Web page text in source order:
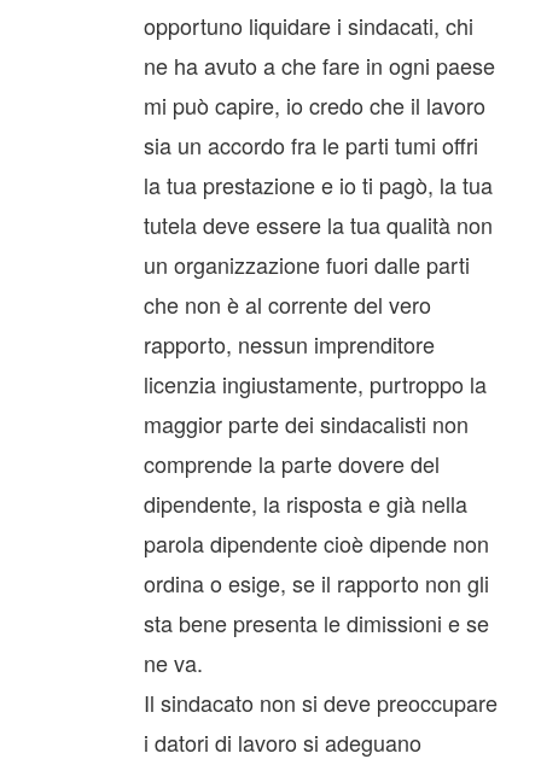
opportuno liquidare i sindacati, chi
ne ha avuto a che fare in ogni paese
mi può capire, io credo che il lavoro
sia un accordo fra le parti tumi offri
la tua prestazione e io ti pagò, la tua
tutela deve essere la tua qualità non
un organizzazione fuori dalle parti
che non è al corrente del vero
rapporto, nessun imprenditore
licenzia ingiustamente, purtroppo la
maggior parte dei sindacalisti non
comprende la parte dovere del
dipendente, la risposta e già nella
parola dipendente cioè dipende non
ordina o esige, se il rapporto non gli
sta bene presenta le dimissioni e se
ne va.
Il sindacato non si deve preoccupare
i datori di lavoro si adeguano